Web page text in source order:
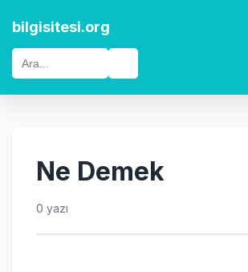
bilgisitesi.org
Ne Demek
0 yazı